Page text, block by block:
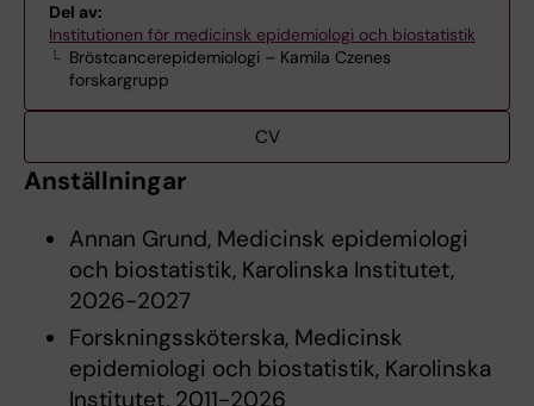
Del av:
Institutionen för medicinsk epidemiologi och biostatistik
Bröstcancerepidemiologi – Kamila Czenes
forskargrupp
CV
Anställningar
Annan Grund, Medicinsk epidemiologi
och biostatistik, Karolinska Institutet,
2026-2027
Forskningssköterska, Medicinsk
epidemiologi och biostatistik, Karolinska
Institutet, 2011-2026